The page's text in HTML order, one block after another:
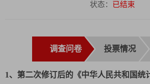
状态：
已结束
调查问卷 投票情况
1、第二次修订后的《中华人民共和国统